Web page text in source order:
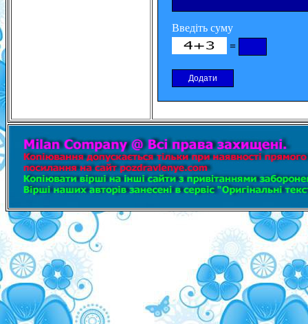
Введіть суму
=